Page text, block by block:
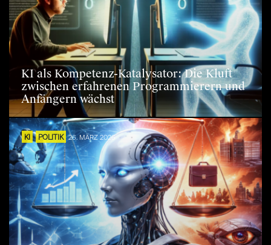
KI als Kompetenz-Katalysator: Die Kluft
zwischen erfahrenen Programmierern und
Anfängern wächst
KI POLITIK 26. MÄRZ 2026